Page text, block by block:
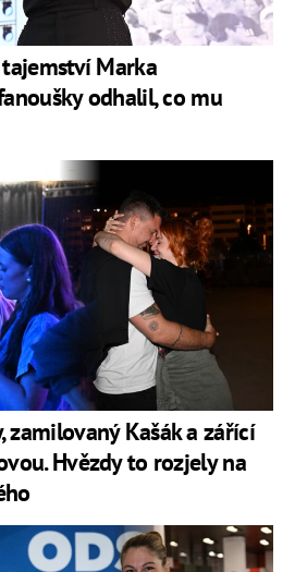
Marka
odhalil, co mu
zamilovaný Kašák a zářící
Hvězdy to rozjely na